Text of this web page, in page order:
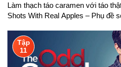
Làm thạch táo caramen với táo
Shots With Real Apples – Phụ đề
Tập
11